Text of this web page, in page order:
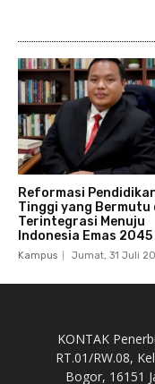
Reformasi
Tinggi yang Bermutu
Terintegrasi Menuju
Indonesia Emas 2045
Kampus Jumat, 31 Juli
KONTAK
RT.01/RW.08,
Bogor, 16151